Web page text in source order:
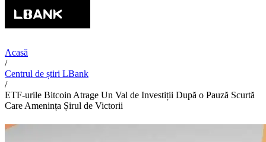
Acasă
/
Centrul de știri LBank
/
ETF-urile Bitcoin Atrage Un Val de Investiții După o Pauză Scurtă
Care Amenința Șirul de Victorii